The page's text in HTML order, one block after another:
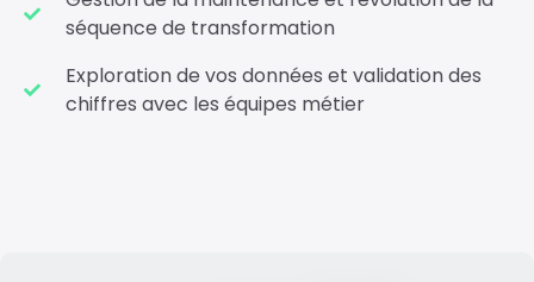
séquence de transformation
Exploration de vos données et validation des
chiffres avec les équipes métier